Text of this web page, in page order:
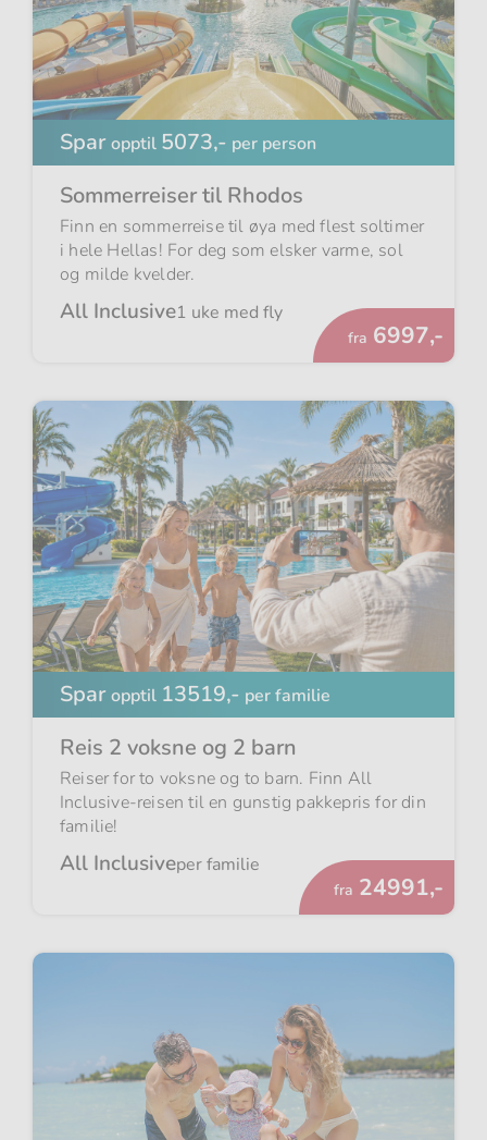
Sparopptil 5073,- per person
Sommerreiser til Rhodos
Finn en sommerreise til øya med flest soltimer
i hele Hellas! For deg som elsker varme, sol
og milde kvelder.
All Inclusive1 uke med fly
fra Fra
6997,-
Sparopptil 13519,- per familie
Reis 2 voksne og 2 barn
Reiser for to voksne og to barn. Finn All
Inclusive-reisen til en gunstig pakkepris for din
familie!
All Inclusiveper familie
fra Fra
24991,-